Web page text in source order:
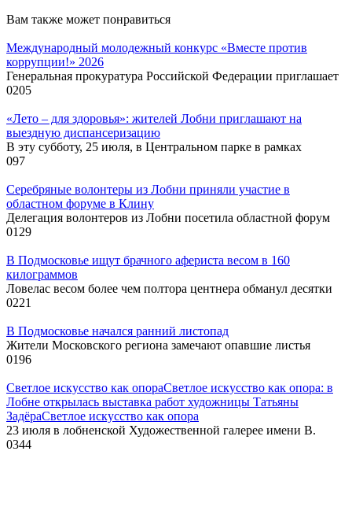
Вам также может понравиться
Международный молодежный конкурс «Вместе против
коррупции!» 2026
Генеральная прокуратура Российской Федерации приглашает
0205
«Лето – для здоровья»: жителей Лобни приглашают на
выездную диспансеризацию
В эту субботу, 25 июля, в Центральном парке в рамках
097
Серебряные волонтеры из Лобни приняли участие в
областном форуме в Клину
Делегация волонтеров из Лобни посетила областной форум
0129
В Подмосковье ищут брачного афериста весом в 160
килограммов
Ловелас весом более чем полтора центнера обманул десятки
0221
В Подмосковье начался ранний листопад
Жители Московского региона замечают опавшие листья
0196
Светлое искусство как опораСветлое искусство как опора: в
Лобне открылась выставка работ художницы Татьяны
ЗадёраСветлое искусство как опора
23 июля в лобненской Художественной галерее имени В.
0344